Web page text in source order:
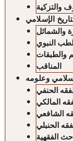
والتزكية
الإسلامي
والشمائل
الطب النبوي
والطبقات
المناقب
وعلومه
الحنفي
المالكي
الشافعي
الحنبلي
الفقهية